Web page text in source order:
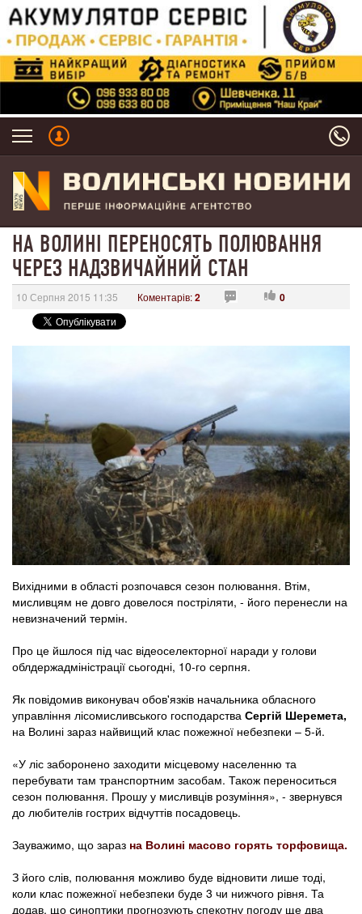
НА ВОЛИНІ ПЕРЕНОСЯТЬ ПОЛЮВАННЯ
ЧЕРЕЗ НАДЗВИЧАЙНИЙ СТАН
10 Серпня 2015 11:35 Коментарів:2 0
Вихідними в області розпочався сезон полювання. Втім,
мисливцям не довго довелося постріляти, - його перенесли на
невизначений термін.
Про це йшлося під час відеоселекторної наради у голови
облдержадміністрації сьогодні, 10-го серпня.
Як повідомив виконувач обов'язків начальника обласного
управління лісомисливського господарства Сергій Шеремета,
на Волині зараз найвищий клас пожежної небезпеки – 5-й.
«У ліс заборонено заходити місцевому населенню та
перебувати там транспортним засобам. Також переноситься
сезон полювання. Прошу у мисливців розуміння», - звернувся
до любителів гострих відчуттів посадовець.
Зауважимо, що зараз на Волині масово горять торфовища.
З його слів, полювання можливо буде відновити лише тоді,
коли клас пожежної небезпеки буде 3 чи нижчого рівня. Та
додав, що синоптики прогнозують спекотну погоду ще два